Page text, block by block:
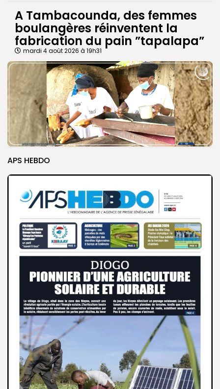
A Tambacounda, des femmes
boulangères réinventent la
fabrication du pain ”tapalapa”
mardi 4 août 2026 à 19h31
APS HEBDO